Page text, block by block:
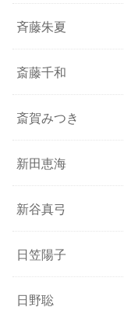
斉藤朱夏
斎藤千和
斎賀みつき
新田恵海
新谷真弓
日笠陽子
日野聡